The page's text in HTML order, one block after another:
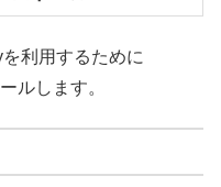
利用するために
ルします。